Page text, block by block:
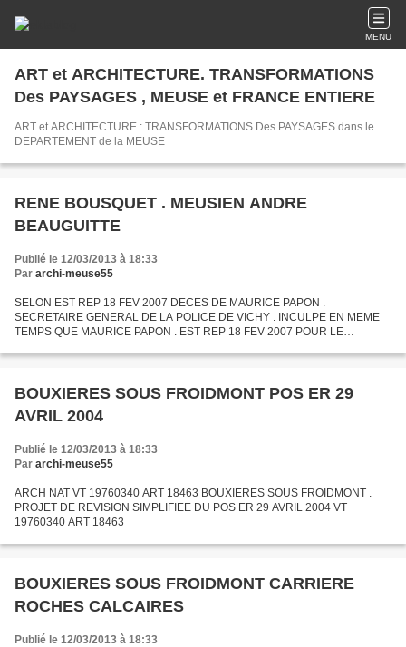
MENU
ART et ARCHITECTURE. TRANSFORMATIONS
Des PAYSAGES , MEUSE et FRANCE ENTIERE
ART et ARCHITECTURE : TRANSFORMATIONS Des PAYSAGES dans le
DEPARTEMENT de la MEUSE
RENE BOUSQUET . MEUSIEN ANDRE
BEAUGUITTE
Publié le 12/03/2013 à 18:33
Par archi-meuse55
SELON EST REP 18 FEV 2007 DECES DE MAURICE PAPON .
SECRETAIRE GENERAL DE LA POLICE DE VICHY . INCULPE EN MEME
TEMPS QUE MAURICE PAPON . EST REP 18 FEV 2007 POUR LE
BEAUGUITTE ER 18 FEV 2007...
BOUXIERES SOUS FROIDMONT POS ER 29
AVRIL 2004
Publié le 12/03/2013 à 18:33
Par archi-meuse55
ARCH NAT VT 19760340 ART 18463 BOUXIERES SOUS FROIDMONT .
PROJET DE REVISION SIMPLIFIEE DU POS ER 29 AVRIL 2004 VT
19760340 ART 18463
BOUXIERES SOUS FROIDMONT CARRIERE
ROCHES CALCAIRES
Publié le 12/03/2013 à 18:33